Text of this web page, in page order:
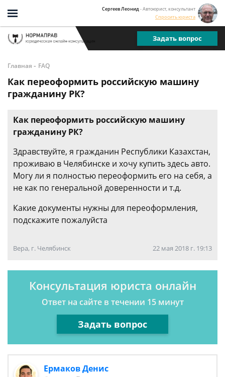
Сергеев Леонид - Автоюрист, консультант
Спросить юриста
Задать вопрос
Главная - FAQ
Как переоформить российскую машину
гражданину РК?
Как переоформить российскую машину
гражданину РК?
Здравствуйте, я гражданин Республики Казахстан,
проживаю в Челябинске и хочу купить здесь авто.
Могу ли я полностью переоформить его на себя, а
не как по генеральной доверенности и т.д.
Какие документы нужны для переоформления,
подскажите пожалуйста
Вера, г. Челябинск 22 мая 2018 г. 19:13
Консультация юриста онлайн
Ответ на сайте в течении 15 минут
Задать вопрос
Ермаков Денис